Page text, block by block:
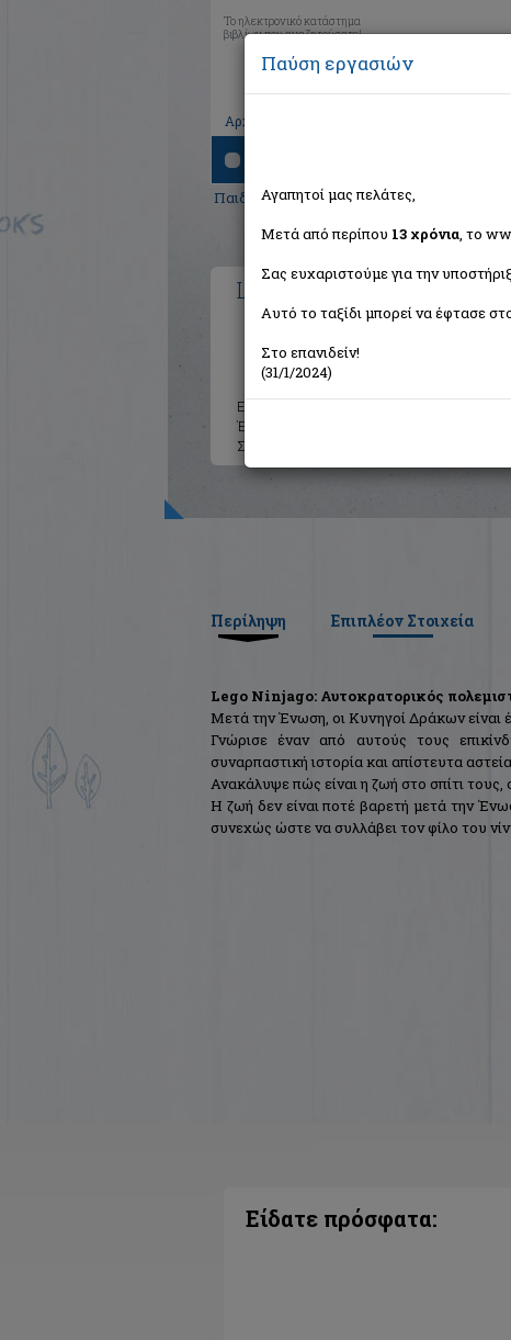
Το ηλεκτρονικό κατάστημα
βιβλίων που αναζητούσατε!
Αρχική
Παιδικά - Εφηβικά> Παιδική και Εφηβική
Lego Ninjago:
Εκδότης:
Έτος:
Σελίδες:
Περίληψη Επιπλέον Στοιχεία
Lego Ninjago: Αυτοκρατορικός
Μετά την Ένωση, οι Κυνηγοί Δράκων είναι
Γνώρισε έναν από αυτούς τους
συναρπαστική ιστορία και απίστευτα
Ανακάλυψε πώς είναι η ζωή στο σπίτι
Η ζωή δεν είναι ποτέ βαρετή μετά την
συνεχώς ώστε να συλλάβει τον φίλο του
Είδατε πρόσφατα:
Παύση εργασιών
Αγαπητοί μας πελάτες,
Μετά από περίπου 13 χρόνια, το
Σας ευχαριστούμε για την
Αυτό το ταξίδι μπορεί να έφτασε
Στο επανιδείν!
(31/1/2024)